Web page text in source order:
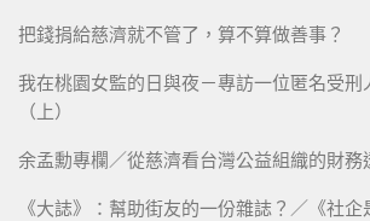
把錢捐給慈濟就不管了，算不算做善事？
我在桃園女監的日與夜－專訪一位匿名受刑
（上）
余孟勳專欄／從慈濟看台灣公益組織的財務
《大誌》：幫助街友的一份雜誌？／《社